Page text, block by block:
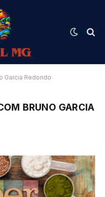
Garcia Redondo
BRUNO GARCIA